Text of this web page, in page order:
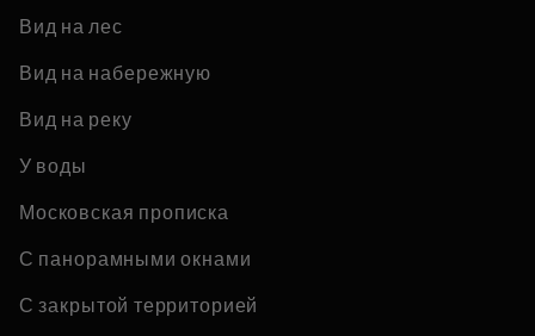
Вид на лес
Вид на набережную
Вид на реку
У воды
Московская прописка
С панорамными окнами
С закрытой территорией